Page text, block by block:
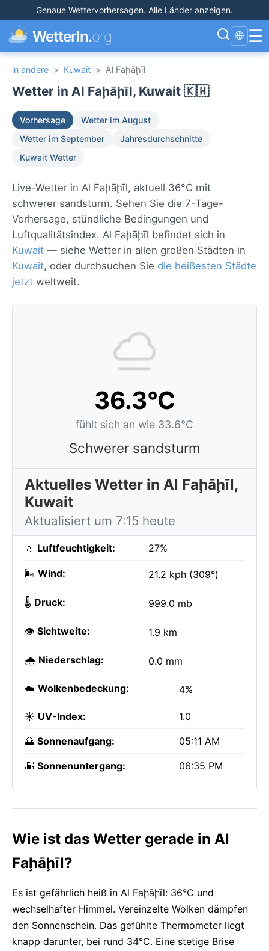
Genaue Wettervorhersagen. Alle Länder anzeigen.
WetterIn.org 🌐 ☰
in andere > Kuwait > Al Faḩāḩīl
Wetter in Al Faḩāḩīl, Kuwait 🇰🇼
Vorhersage
Wetter im August
Wetter im September
Jahresdurchschnitte
Kuwait Wetter
Live-Wetter in Al Faḩāḩīl, aktuell 36°C mit
schwerer sandsturm. Sehen Sie die 7-Tage-
Vorhersage, stündliche Bedingungen und
Luftqualitätsindex. Al Faḩāḩīl befindet sich in
Kuwait — siehe Wetter in allen großen Städten in
Kuwait, oder durchsuchen Sie die heißesten Städte
jetzt weltweit.
36.3°C
fühlt sich an wie 33.6°C
Schwerer sandsturm
Aktuelles Wetter in Al Faḩāḩīl,
Kuwait
Aktualisiert um 7:15 heute
💧 Luftfeuchtigkeit: 27%
🌬️ Wind: 21.2 kph (309°)
🌡️ Druck: 999.0 mb
👁️ Sichtweite: 1.9 km
🌧️ Niederschlag: 0.0 mm
☁️ Wolkenbedeckung: 4%
☀️ UV-Index: 1.0
🌅 Sonnenaufgang: 05:11 AM
🌇 Sonnenuntergang: 06:35 PM
Wie ist das Wetter gerade in Al
Faḩāḩīl?
Es ist gefährlich heiß in Al Faḩāḩīl: 36°C und
wechselhafter Himmel. Vereinzelte Wolken dämpfen
den Sonnenschein. Das gefühlte Thermometer liegt
knapp darunter, bei rund 34°C. Eine stetige Brise